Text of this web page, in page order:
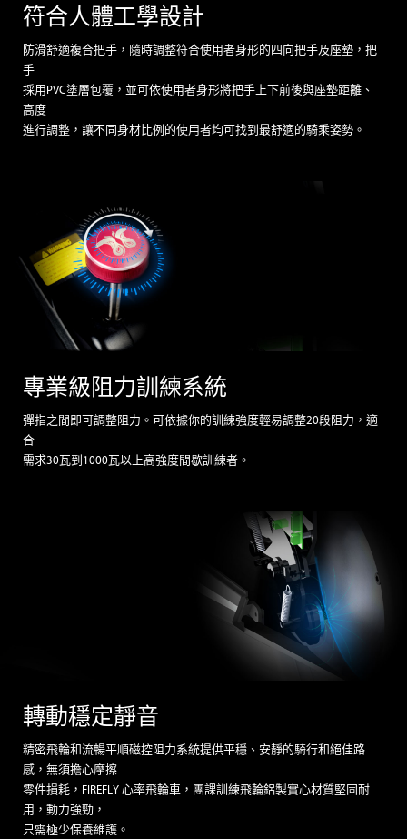
符合人體工學設計
防滑舒適複合把手，隨時調整符合使用者身形的四向把手及座墊，把
手
採用PVC塗層包覆，並可依使用者身形將把手上下前後與座墊距離、
高度
進行調整，讓不同身材比例的使用者均可找到最舒適的騎乘姿勢。
專業級阻力訓練系統
彈指之間即可調整阻力。可依據你的訓練強度輕易調整20段阻力，適
合
需求30瓦到1000瓦以上高強度間歇訓練者。
轉動穩定靜音
精密飛輪和流暢平順磁控阻力系統提供平穩、安靜的騎行和絕佳路
感，無須擔心摩擦
零件損耗，FIREFLY 心率飛輪車，團課訓練飛輪鋁製實心材質堅固耐
用，動力強勁，
只需極少保養維護。